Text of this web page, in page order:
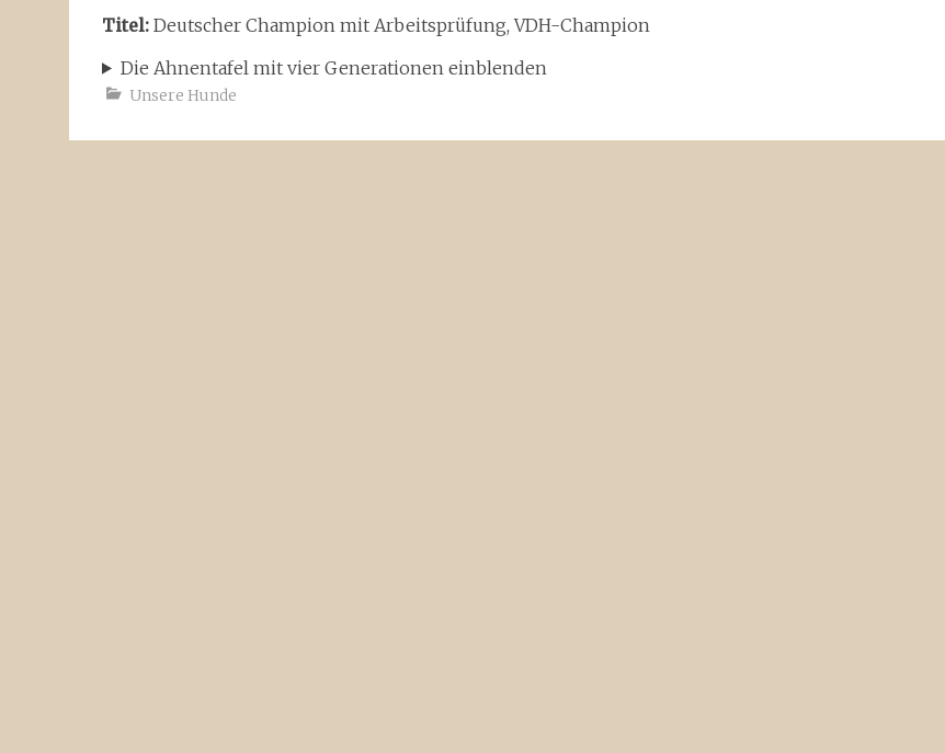
Titel: Deutscher Champion mit Arbeitsprüfung, VDH-Champion
Die Ahnentafel mit vier Generationen einblenden
Unsere Hunde